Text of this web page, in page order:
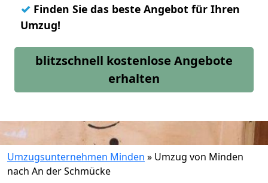
✓ Finden Sie das beste Angebot für Ihren
Umzug!
blitzschnell kostenlose Angebote
erhalten
Umzugsunternehmen Minden » Umzug von Minden
nach An der Schmücke